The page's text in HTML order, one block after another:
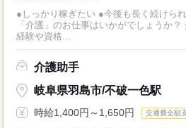
●しっかり稼ぎたい ●今後も長く続けられる仕事
「介護」のお仕事はいかがでしょうか？ 介護といっても、最近では
経験や資格...
介護助手
岐阜県羽島市/不破一色駅
時給1,400円～1,650円 交通費全額